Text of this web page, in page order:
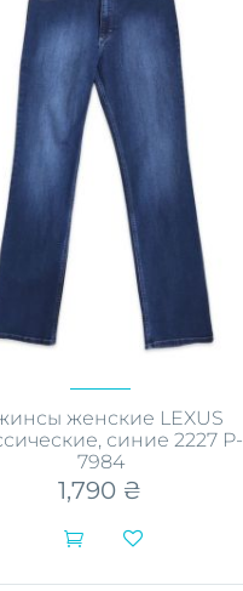
выбрать
странице
товара.
женские LEXUS
синие 2227 P-
7984
1,790 ₴
 